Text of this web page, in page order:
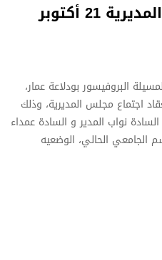
اجتماع مجلس المديرية 21 أكتوبر
البروفيسور بودلاعة عمار،
2025 على انعقاد اجتماع مجلس المديرية، وذلك
نواب المدير و السادة عمداء
الجامعي الحالي، الوضعيه